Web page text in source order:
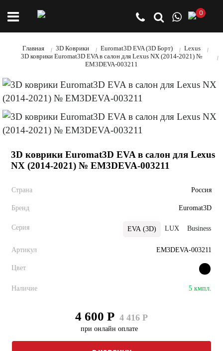
0
Главная 3D Коврики Euromat3D EVA (3D Борт)
Lexus
3D коврики Euromat3D EVA в салон для Lexus NX (2014-2021) №
EM3DEVA-003211
3D коврики Euromat3D EVA в салон для Lexus
NX (2014-2021) № EM3DEVA-003211
Страна Россия
Бренд Euromat3D
Серия EVA (3D) LUX Business
Артикул EM3DEVA-003211
Цвет
Наличие 5 кмпл.
4 600 Р 4 416 Р
при онлайн оплате